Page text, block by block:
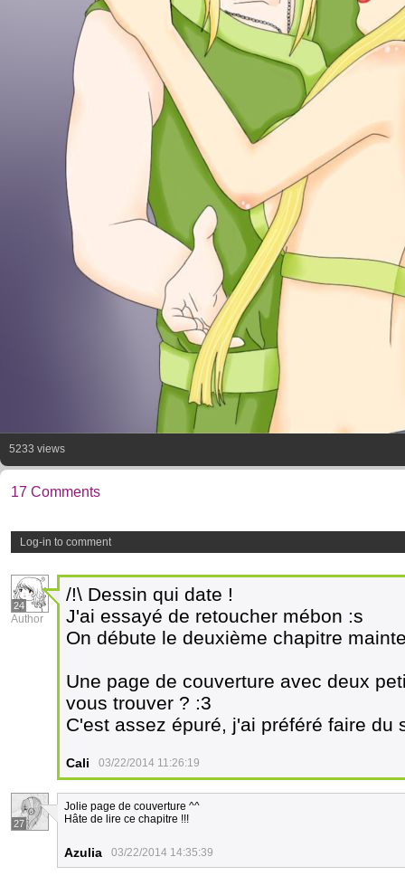
5233 views
17 Comments
Log-in to comment
24
Author
/!\ Dessin qui date !
J'ai essayé de retoucher mébon :s
On débute le deuxième chapitre
Une page de couverture avec deux
vous trouver ? :3
C'est assez épuré, j'ai préféré faire du
Cali 03/22/2014 11:26:19
27
Jolie page de couverture ^^
Hâte de lire ce chapitre !!!
Azulia 03/22/2014 14:35:39